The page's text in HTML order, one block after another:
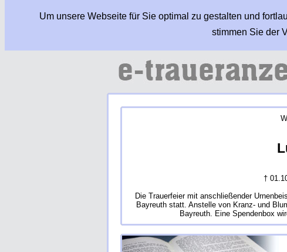
Um unsere Webseite für Sie optimal zu gestalten und
stimmen Sie der
†
Die Trauerfeier mit anschließender
Bayreuth statt. Anstelle von Kranz- und
Bayreuth. Eine Spendenbox